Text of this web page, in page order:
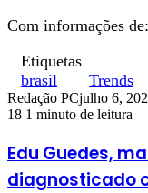
Com informações
Etiquetas
brasil
Trends
Redação PCjulho 6,
18 1 minuto de leitura
Edu Guedes,
diagnosticado